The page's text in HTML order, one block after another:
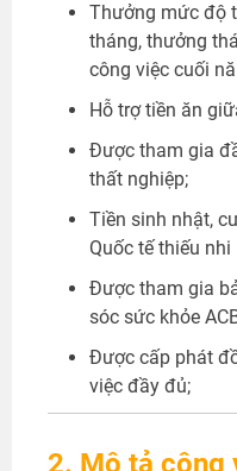
Thưởng mức độ
tháng, thưởng
công việc cuối
Hỗ trợ tiền ăn
Được tham gia
thất nghiệp;
Tiền sinh nhật,
Quốc tế thiếu
Được tham gia
sóc sức khỏe
Được cấp phát
việc đầy đủ;
2. Mô tả công